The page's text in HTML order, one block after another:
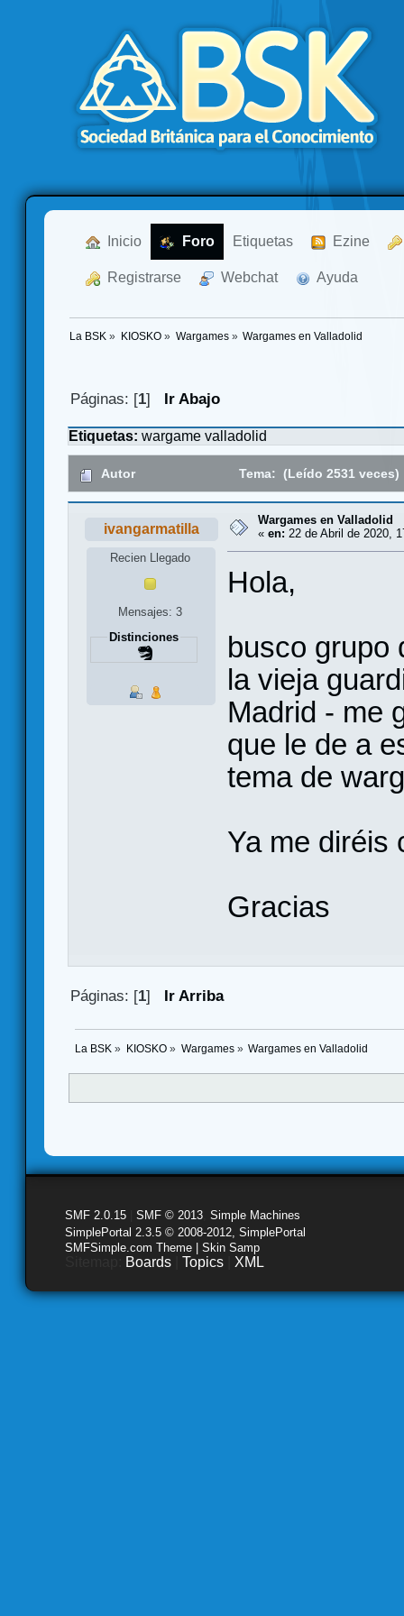
Inicio Foro Etiquetas Ezine
Registrarse Webchat Ayuda
La BSK » KIOSKO» Wargames» Wargames en Valladolid
Páginas: [1] Ir Abajo
Etiquetas: wargame valladolid
Autor Tema: (Leído 2531 veces)
ivangarmatilla
Recien Llegado
Mensajes: 3
Distinciones
Wargames en Valladolid
« en: 22 de Abril de 2020,
Hola,
busco grupo
la vieja
Madrid - me
que le de a
tema de
Ya me diréis
Gracias
Páginas: [1] Ir Arriba
La BSK » KIOSKO» Wargames» Wargames en Valladolid
SMF 2.0.15 SMF © 2013 Simple Machines
SimplePortal 2.3.5 © 2008-2012, SimplePortal
SMFSimple.com Theme | Skin Samp
Boards Topics XML